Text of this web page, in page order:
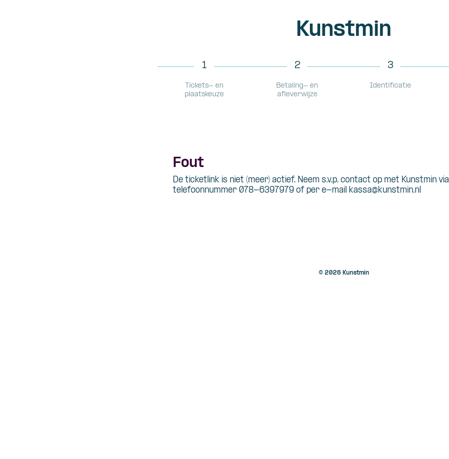
Kunstmin
1
Tickets- en
plaatskeuze
2
Betaling- en
afleverwijze
3
Identificatie
Fout
De ticketlink is niet (meer) actief. Neem s.v.p. contact op met Kunstmin via
telefoonnummer 078-6397979 of per e-mail kassa@kunstmin.nl
© 2026 Kunstmin